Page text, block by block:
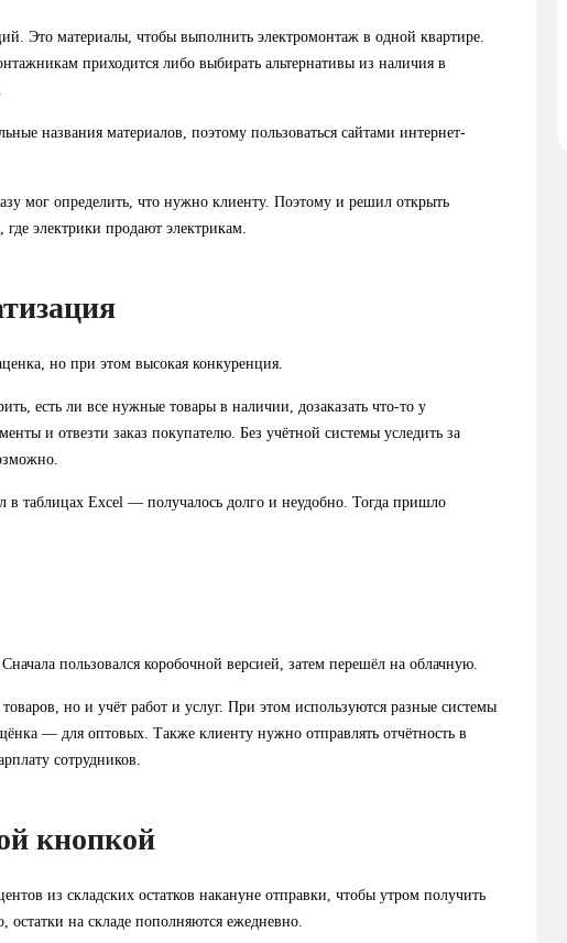
Это материалы, чтобы выполнить электромонтаж в одной квартире.
приходится либо выбирать альтернативы из наличия в
названия материалов, поэтому пользоваться сайтами интернет-
мог определить, что нужно клиенту. Поэтому и решил открыть
электрики продают электрикам.
но при этом высокая конкуренция.
есть ли все нужные товары в наличии, дозаказать что-то у
и отвезти заказ покупателю. Без учётной системы уследить за
таблицах Excel — получалось долго и неудобно. Тогда пришло
пользовался коробочной версией, затем перешёл на облачную.
но и учёт работ и услуг. При этом используются разные системы
— для оптовых. Также клиенту нужно отправлять отчётность в
сотрудников.
кнопкой
из складских остатков накануне отправки, чтобы утром получить
на складе пополняются ежедневно.